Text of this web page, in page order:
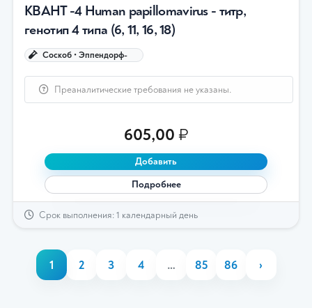
КВАНТ -4 Human papillomavirus - титр,
генотип 4 типа (6, 11, 16, 18)
Соскоб • Эппендорф-
Преаналитические требования не указаны.
605,00 ₽
Добавить
Подробнее
Срок выполнения: 1 календарный день
1 2 3 4 … 85 86 ›